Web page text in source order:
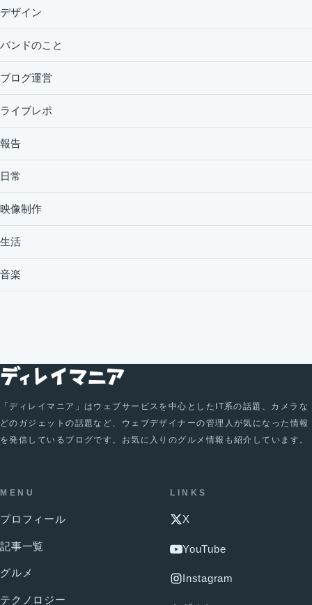
デザイン
バンドのこと
ブログ運営
ライブレポ
報告
日常
映像制作
生活
音楽
「ディレイマニア」はウェブサービスを中心としたIT系の話題、カメラな
どのガジェットの話題など、ウェブデザイナーの管理人が気になった情報
を発信しているブログです。お気に入りのグルメ情報も紹介しています。
MENU
プロフィール
記事一覧
グルメ
テクノロジー
LINKS
X
YouTube
Instagram